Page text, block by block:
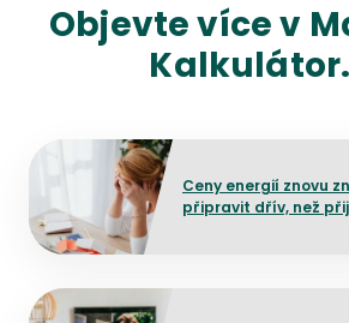
Objevte více v
Ceny energií znovu
připravit dřív, než
Přejít na detail článku
Přejít na detail článku